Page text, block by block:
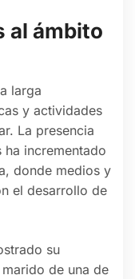
al ámbito
larga
y actividades
La presencia
incrementado
donde medios y
el desarrollo de
su
de una de